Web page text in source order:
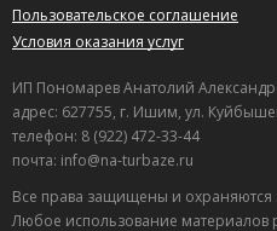
Пользовательское соглашение
Условия оказания услуг
ИП Пономарев Анатолий
адрес: 627755, г. Ишим, ул.
телефон: 8 (922) 472-33-44
почта: info@na-turbaze.ru
Все права защищены и охраняются
Любое использование